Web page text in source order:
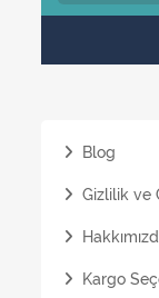
Blog
Gizlilik ve
Kargo